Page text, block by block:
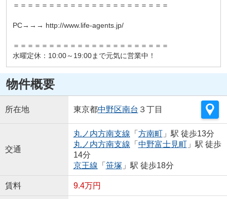
＝＝＝＝＝＝＝＝＝＝＝＝＝＝＝＝＝＝＝＝＝＝
PC→→→ http://www.life-agents.jp/
＝＝＝＝＝＝＝＝＝＝＝＝＝＝＝＝＝＝＝＝＝＝
水曜定休：10:00～19:00まで元気に営業中！
物件概要
所在地 東京都中野区南台 ３丁目
交通
丸ノ内方南支線 「 方南町」駅 徒歩13分
丸ノ内方南支線 「 中野富士見町」駅 徒歩
14分
京王線 「 笹塚 」駅 徒歩18分
賃料 9.4万円